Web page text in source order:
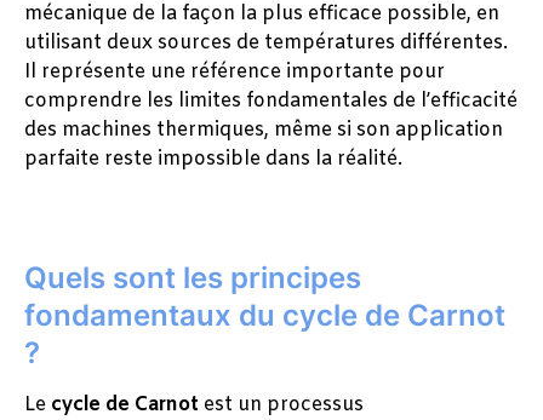
mécanique de la façon la plus efficace possible, en
utilisant deux sources de températures différentes.
Il représente une référence importante pour
comprendre les limites fondamentales de l’efficacité
des machines thermiques, même si son application
parfaite reste impossible dans la réalité.
Quels sont les principes
fondamentaux du cycle de Carnot
?
Le cycle de Carnot est un processus